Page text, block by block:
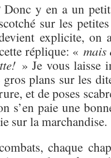
y en a un petit
sur les
explicite, on
réplique: « mais
» Je vous laisse
plans sur les
et de poses
s’en paie une
sur la marchandise.
chaque